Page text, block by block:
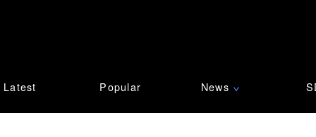
Latest Popular News ∨